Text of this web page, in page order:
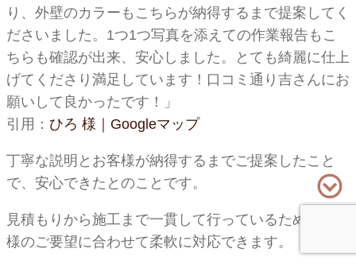
り、外壁のカラーもこちらが納得するまで提案してく
ださいました。1つ1つ写真を添えての作業報告もこ
ちらも確認が出来、安心しました。とても綺麗に仕上
げてくださり満足しています！口コミ通り吉さんにお
願いして良かったです！」
引用： ひろ 様｜Googleマップ
丁寧な説明とお客様が納得するまでご提案したこと
で、安心できたとのことです。
見積もりから施工まで一貫して行っているため、お客
様のご要望に合わせて柔軟に対応できます。